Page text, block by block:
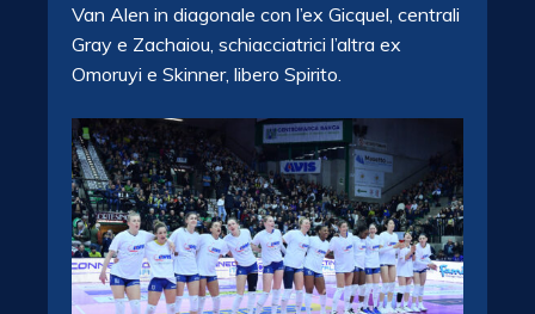
Van Alen in diagonale con l’ex Gicquel, centrali
Gray e Zachaiou, schiacciatrici l’altra ex
Omoruyi e Skinner, libero Spirito.